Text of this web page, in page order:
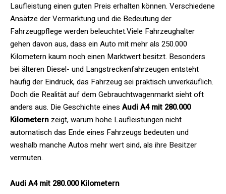
Laufleistung einen guten Preis erhalten können. Verschiedene
Ansätze der Vermarktung und die Bedeutung der
Fahrzeugpflege werden beleuchtet.Viele Fahrzeughalter
gehen davon aus, dass ein Auto mit mehr als 250.000
Kilometern kaum noch einen Marktwert besitzt. Besonders
bei älteren Diesel- und Langstreckenfahrzeugen entsteht
häufig der Eindruck, das Fahrzeug sei praktisch unverkäuflich.
Doch die Realität auf dem Gebrauchtwagenmarkt sieht oft
anders aus. Die Geschichte eines Audi A4 mit 280.000
Kilometern zeigt, warum hohe Laufleistungen nicht
automatisch das Ende eines Fahrzeugs bedeuten und
weshalb manche Autos mehr wert sind, als ihre Besitzer
vermuten.
Audi A4 mit 280.000 Kilometern